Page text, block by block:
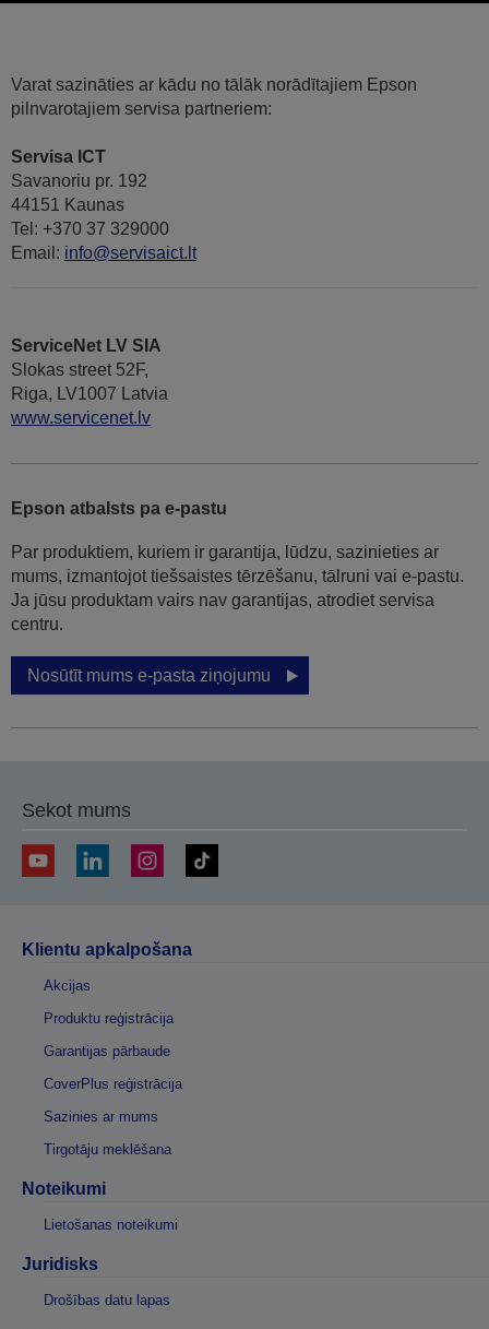
Varat sazināties ar kādu no tālāk norādītajiem Epson
pilnvarotajiem servisa partneriem:
Servisa ICT
Savanoriu pr. 192
44151 Kaunas
Tel: +370 37 329000
Email: info@servisaict.lt
ServiceNet LV SIA
Slokas street 52F,
Riga, LV1007 Latvia
www.servicenet.lv
Epson atbalsts pa e-pastu
Par produktiem, kuriem ir garantija, lūdzu, sazinieties ar
mums, izmantojot tiešsaistes tērzēšanu, tālruni vai e-pastu.
Ja jūsu produktam vairs nav garantijas, atrodiet servisa
centru.
Nosūtīt mums e-pasta ziņojumu
Sekot mums
Klientu apkalpošana
Akcijas
Produktu reģistrācija
Garantijas pārbaude
CoverPlus reģistrācija
Sazinies ar mums
Tirgotāju meklēšana
Noteikumi
Lietošanas noteikumi
Juridisks
Drošības datu lapas